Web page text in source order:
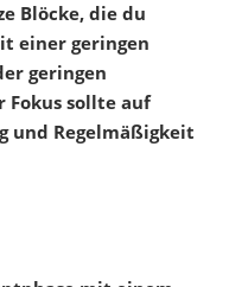
Blöcke, die du
einer geringen
geringen
Fokus sollte auf
und Regelmäßigkeit